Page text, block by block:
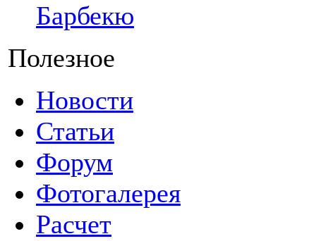
Барбекю
Полезное
Новости
Статьи
Форум
Фотогалерея
Расчет